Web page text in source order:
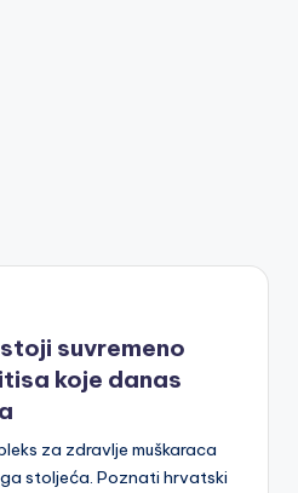
suvremeno
koje danas
za zdravlje muškaraca
stoljeća. Poznati hrvatski